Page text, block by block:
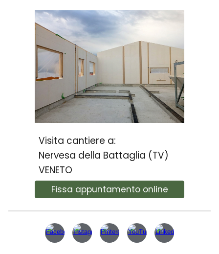
Visita cantiere a:
Nervesa della Battaglia (TV)
VENETO
Fissa appuntamento online